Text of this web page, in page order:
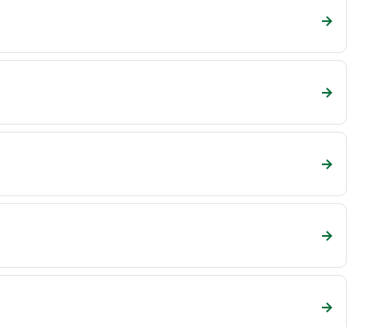
→
→
→
→
→